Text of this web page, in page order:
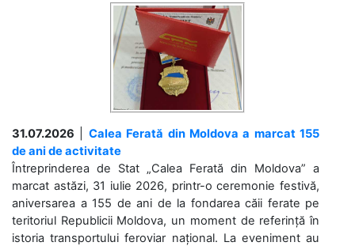
31.07.2026
Calea Ferată din Moldova a marcat 155
de ani de activitate
Întreprinderea de Stat „Calea Ferată din Moldova” a
marcat astăzi, 31 iulie 2026, printr-o ceremonie festivă,
aniversarea a 155 de ani de la fondarea căii ferate pe
teritoriul Republicii Moldova, un moment de referință în
istoria transportului feroviar național. La eveniment au